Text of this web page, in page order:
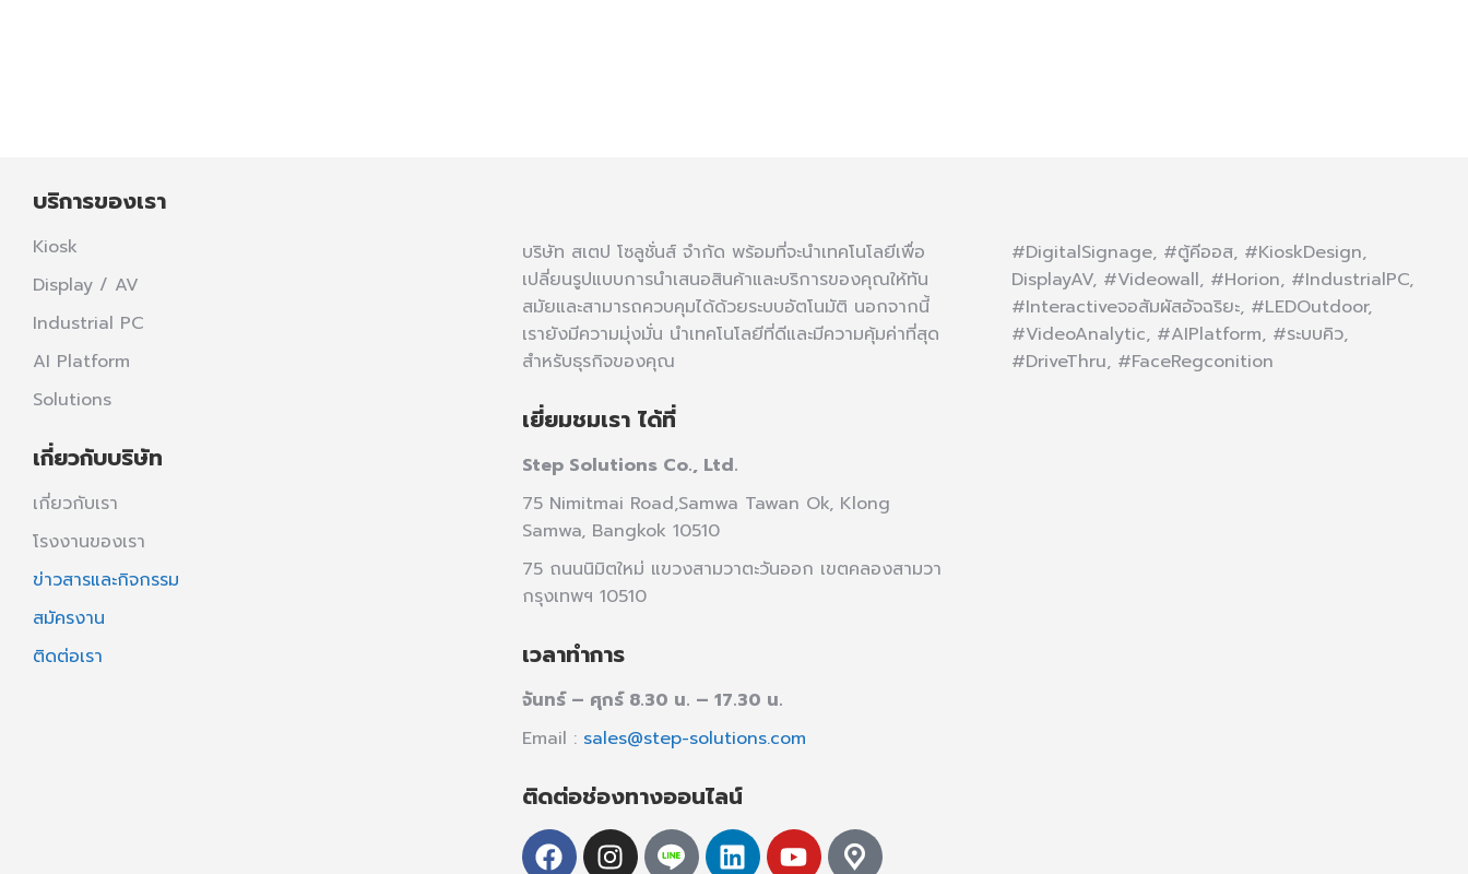
บริการของเรา
Kiosk
Display / AV
Industrial PC
AI Platform
Solutions
เกี่ยวกับบริษัท
เกี่ยวกับเรา
โรงงานของเรา
ข่าวสารและกิจกรรม
สมัครงาน
ติดต่อเรา
บริษัท สเตป โซลูชั่นส์ จำกัด พร้อมที่จะนำเทคโนโลยีเพื่อ
เปลี่ยนรูปแบบการนำเสนอสินค้าและบริการของคุณให้ทัน
สมัยและสามารถควบคุมได้ด้วยระบบอัตโนมัติ นอกจากนี้
เรายังมีความมุ่งมั่น นำเทคโนโลยีที่ดีและมีความคุ้มค่าที่สุด
สำหรับธุรกิจของคุณ
เยี่ยมชมเรา ได้ที่
Step Solutions Co., Ltd.
75 Nimitmai Road,Samwa Tawan Ok, Klong
Samwa, Bangkok 10510
75 ถนนนิมิตใหม่ แขวงสามวาตะวันออก เขตคลองสามวา
กรุงเทพฯ 10510
เวลาทำการ
จันทร์ – ศุกร์ 8.30 น. – 17.30 น.
Email : sales@step-solutions.com
ติดต่อช่องทางออนไลน์
#DigitalSignage, #ตู้คีออส, #KioskDesign,
DisplayAV, #Videowall, #Horion, #IndustrialPC,
#Interactiveจอสัมผัสอัจฉริยะ, #LEDOutdoor,
#VideoAnalytic, #AIPlatform, #ระบบคิว,
#DriveThru, #FaceRegconition